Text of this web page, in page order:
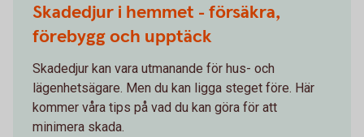
Skadedjur i hemmet - försäkra,
förebygg och upptäck
Skadedjur kan vara utmanande för hus- och
lägenhetsägare. Men du kan ligga steget före. Här
kommer våra tips på vad du kan göra för att
minimera skada.